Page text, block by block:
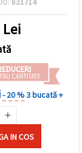
Lei
CANTITATE
- 20 %3 bucată +
IN COS